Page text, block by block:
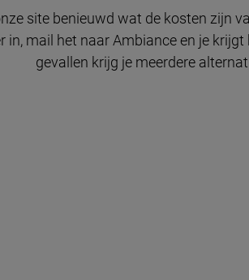
site benieuwd wat de kosten zijn
mail het naar Ambiance en je
gevallen krijg je meerdere